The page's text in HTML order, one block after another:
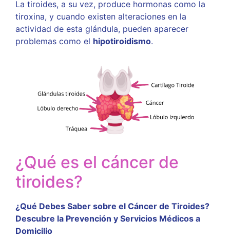
La tiroides, a su vez, produce hormonas como la
tiroxina, y cuando existen alteraciones en la
actividad de esta glándula, pueden aparecer
problemas como el hipotiroidismo.
¿Qué es el cáncer de
tiroides?
¿Qué Debes Saber sobre el Cáncer de Tiroides?
Descubre la Prevención y Servicios Médicos a
Domicilio